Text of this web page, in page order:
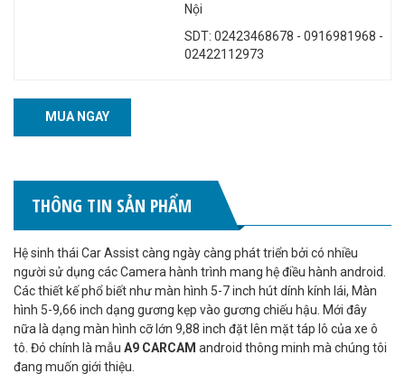
Nội
SDT: 02423468678 - 0916981968 -
02422112973
MUA NGAY
THÔNG TIN SẢN PHẨM
Hệ sinh thái Car Assist càng ngày càng phát triển bởi có nhiều
người sử dụng các Camera hành trình mang hệ điều hành android.
Các thiết kế phổ biết như màn hình 5-7 inch hút dính kính lái, Màn
hình 5-9,66 inch dạng gương kẹp vào gương chiếu hậu. Mới đây
nữa là dạng màn hình cỡ lớn 9,88 inch đặt lên mặt táp lô của xe ô
tô. Đó chính là mẫu A9 CARCAM android thông minh mà chúng tôi
đang muốn giới thiệu.